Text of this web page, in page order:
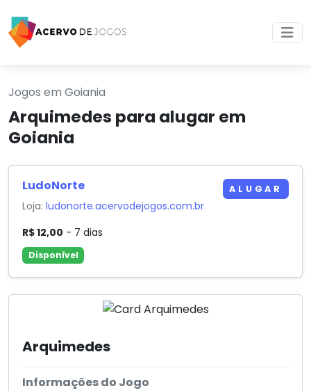
Jogos em Goiania
Arquimedes para alugar em
Goiania
Arquimedes
Informações do Jogo
LudoNorte
Loja:ludonorte.acervodejogos.com.br
R$ 12,00 - 7 dias
Disponível
ALUGAR